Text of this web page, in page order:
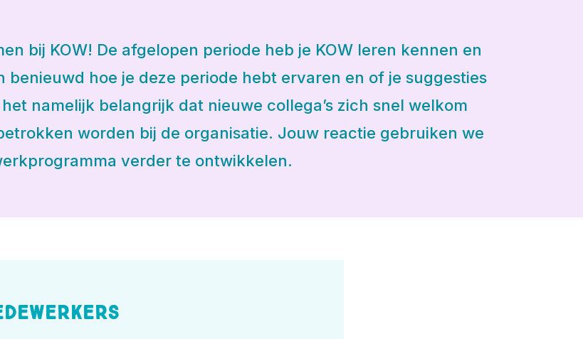
bij KOW! De afgelopen periode heb je KOW leren kennen en
benieuwd hoe je deze periode hebt ervaren en of je suggesties
namelijk belangrijk dat nieuwe collega’s zich snel welkom
worden bij de organisatie. Jouw reactie gebruiken we
verder te ontwikkelen.